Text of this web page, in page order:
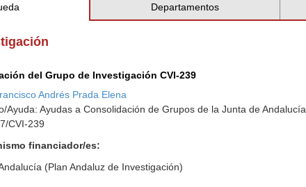
Departamentos
del Grupo de Investigación CVI-239
Andrés Prada Elena
Ayuda: Ayudas a Consolidación de Grupos de la Junta de Andalucía
CVI-239
financiador/es:
(Plan Andaluz de Investigación)